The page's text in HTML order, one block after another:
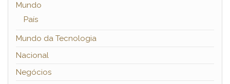
Mundo
País
Mundo da Tecnologia
Nacional
Negócios